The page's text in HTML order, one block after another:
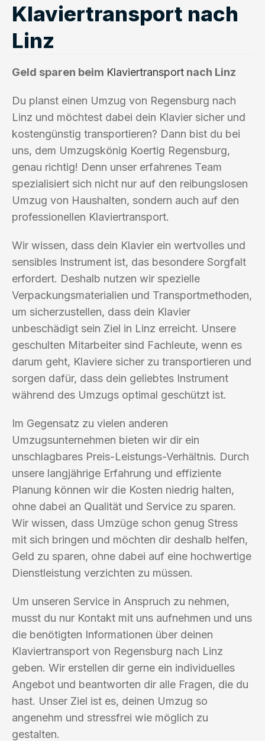
Klaviertransport nach
Linz
Geld sparen beim Klaviertransport nach Linz
Du planst einen Umzug von Regensburg nach
Linz und möchtest dabei dein Klavier sicher und
kostengünstig transportieren? Dann bist du bei
uns, dem Umzugskönig Koertig Regensburg,
genau richtig! Denn unser erfahrenes Team
spezialisiert sich nicht nur auf den reibungslosen
Umzug von Haushalten, sondern auch auf den
professionellen Klaviertransport.
Wir wissen, dass dein Klavier ein wertvolles und
sensibles Instrument ist, das besondere Sorgfalt
erfordert. Deshalb nutzen wir spezielle
Verpackungsmaterialien und Transportmethoden,
um sicherzustellen, dass dein Klavier
unbeschädigt sein Ziel in Linz erreicht. Unsere
geschulten Mitarbeiter sind Fachleute, wenn es
darum geht, Klaviere sicher zu transportieren und
sorgen dafür, dass dein geliebtes Instrument
während des Umzugs optimal geschützt ist.
Im Gegensatz zu vielen anderen
Umzugsunternehmen bieten wir dir ein
unschlagbares Preis-Leistungs-Verhältnis. Durch
unsere langjährige Erfahrung und effiziente
Planung können wir die Kosten niedrig halten,
ohne dabei an Qualität und Service zu sparen.
Wir wissen, dass Umzüge schon genug Stress
mit sich bringen und möchten dir deshalb helfen,
Geld zu sparen, ohne dabei auf eine hochwertige
Dienstleistung verzichten zu müssen.
Um unseren Service in Anspruch zu nehmen,
musst du nur Kontakt mit uns aufnehmen und uns
die benötigten Informationen über deinen
Klaviertransport von Regensburg nach Linz
geben. Wir erstellen dir gerne ein individuelles
Angebot und beantworten dir alle Fragen, die du
hast. Unser Ziel ist es, deinen Umzug so
angenehm und stressfrei wie möglich zu
gestalten.